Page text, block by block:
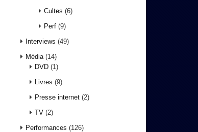
Cultes (6)
Perf (9)
Interviews (49)
Média (14)
DVD (1)
Livres (9)
Presse internet (2)
TV (2)
Performances (126)